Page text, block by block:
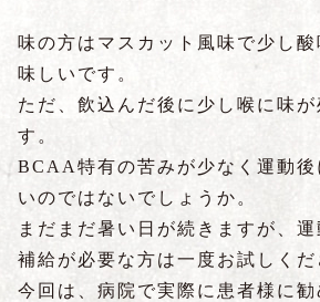
味の方はマスカット風味で少し
味しいです。
ただ、飲込んだ後に少し喉に味が
す。
BCAA特有の苦みが少なく運動後
いのではないでしょうか。
まだまだ暑い日が続きますが、
補給が必要な方は一度お試しくだ
今回は、病院で実際に患者様に